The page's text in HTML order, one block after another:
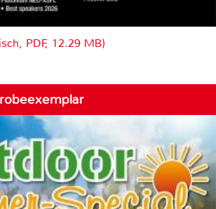
PDF, 12.29 MB)